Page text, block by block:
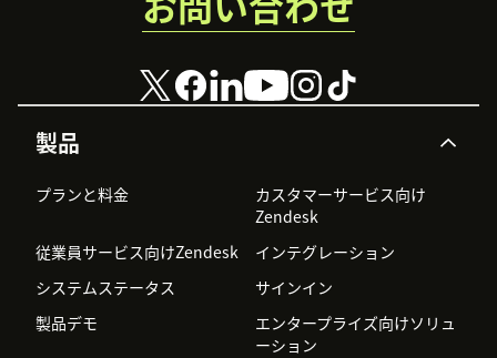
製品
プランと料金
カスタマーサービス向け
Zendesk
従業員サービス向けZendesk
インテグレーション
システムステータス
サインイン
製品デモ
エンタープライズ向けソリュ
ーション